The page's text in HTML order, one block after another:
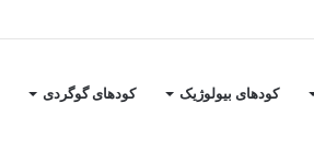
کودهای بیولوژیک کودهای گوگردی